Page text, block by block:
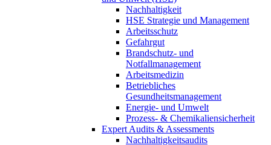
Nachhaltigkeit
HSE Strategie und Management
Arbeitsschutz
Gefahrgut
Brandschutz- und
Notfallmanagement
Arbeitsmedizin
Betriebliches
Gesundheitsmanagement
Energie- und Umwelt
Prozess- & Chemikaliensicherheit
Expert Audits & Assessments
Nachhaltigkeitsaudits